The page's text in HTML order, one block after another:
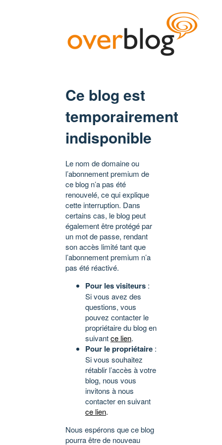
Ce blog est
temporairement
indisponible
Le nom de domaine ou
l’abonnement premium de
ce blog n’a pas été
renouvelé, ce qui explique
cette interruption. Dans
certains cas, le blog peut
également être protégé par
un mot de passe, rendant
son accès limité tant que
l’abonnement premium n’a
pas été réactivé.
Pour les visiteurs :
Si vous avez des
questions, vous
pouvez contacter le
propriétaire du blog en
suivantce lien.
Pour le propriétaire :
Si vous souhaitez
rétablir l’accès à votre
blog, nous vous
invitons à nous
contacter en suivant
ce lien.
Nous espérons que ce blog
pourra être de nouveau